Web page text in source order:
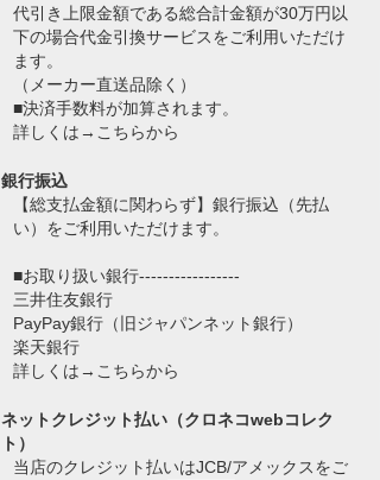
代引き上限金額である総合計金額が30万円以
下の場合代金引換サービスをご利用いただけ
ます。
（メーカー直送品除く）
■決済手数料が加算されます。
詳しくは→ こちらから
銀行振込
【総支払金額に関わらず】銀行振込（先払
い）をご利用いただけます。
■お取り扱い銀行-----------------
三井住友銀行
PayPay銀行（旧ジャパンネット銀行）
楽天銀行
詳しくは→ こちらから
ネットクレジット払い（クロネコwebコレク
ト）
当店のクレジット払いはJCB/アメックスをご